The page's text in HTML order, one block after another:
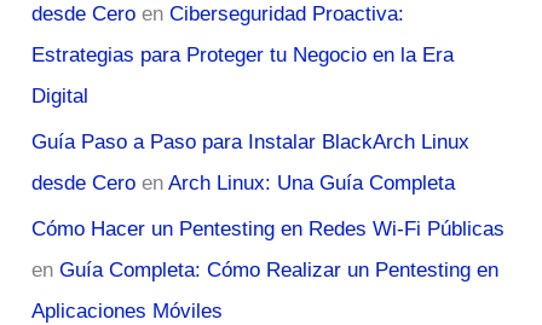
desde Cero enCiberseguridad Proactiva:
Estrategias para Proteger tu Negocio en la Era
Digital
Guía Paso a Paso para Instalar BlackArch Linux
desde Cero enArch Linux: Una Guía Completa
Cómo Hacer un Pentesting en Redes Wi-Fi Públicas
enGuía Completa: Cómo Realizar un Pentesting en
Aplicaciones Móviles